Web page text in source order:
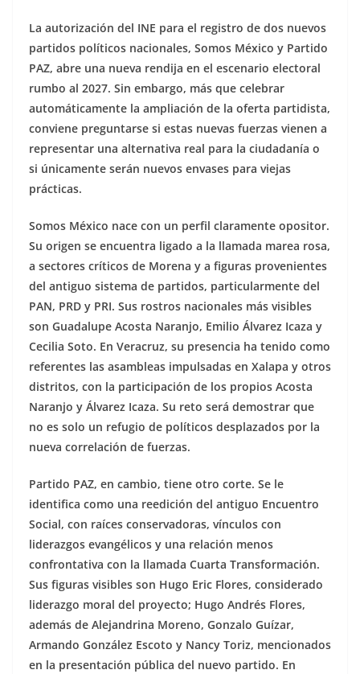
La autorización del INE para el registro de dos nuevos
partidos políticos nacionales, Somos México y Partido
PAZ, abre una nueva rendija en el escenario electoral
rumbo al 2027. Sin embargo, más que celebrar
automáticamente la ampliación de la oferta partidista,
conviene preguntarse si estas nuevas fuerzas vienen a
representar una alternativa real para la ciudadanía o
si únicamente serán nuevos envases para viejas
prácticas.
Somos México nace con un perfil claramente opositor.
Su origen se encuentra ligado a la llamada marea rosa,
a sectores críticos de Morena y a figuras provenientes
del antiguo sistema de partidos, particularmente del
PAN, PRD y PRI. Sus rostros nacionales más visibles
son Guadalupe Acosta Naranjo, Emilio Álvarez Icaza y
Cecilia Soto. En Veracruz, su presencia ha tenido como
referentes las asambleas impulsadas en Xalapa y otros
distritos, con la participación de los propios Acosta
Naranjo y Álvarez Icaza. Su reto será demostrar que
no es solo un refugio de políticos desplazados por la
nueva correlación de fuerzas.
Partido PAZ, en cambio, tiene otro corte. Se le
identifica como una reedición del antiguo Encuentro
Social, con raíces conservadoras, vínculos con
liderazgos evangélicos y una relación menos
confrontativa con la llamada Cuarta Transformación.
Sus figuras visibles son Hugo Eric Flores, considerado
liderazgo moral del proyecto; Hugo Andrés Flores,
además de Alejandrina Moreno, Gonzalo Guízar,
Armando González Escoto y Nancy Toriz, mencionados
en la presentación pública del nuevo partido. En